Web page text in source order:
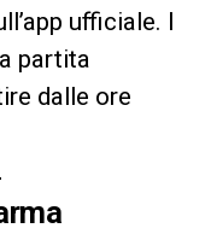
ufficiale. I
partita
dalle ore